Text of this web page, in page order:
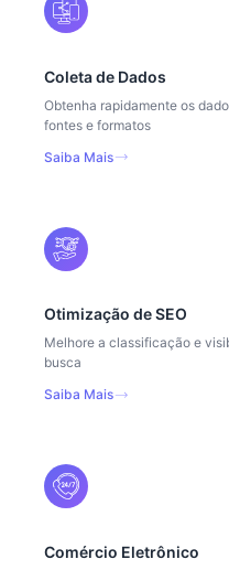
Coleta de Dados
Obtenha rapidamente os
fontes e formatos
Saiba Mais
Otimização de SEO
Melhore a classificação e
busca
Saiba Mais
Comércio Eletrônico